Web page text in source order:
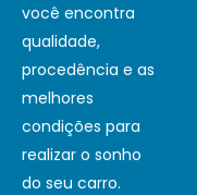
você encontra
qualidade,
procedência e as
melhores
condições para
realizar o sonho
do seu carro.